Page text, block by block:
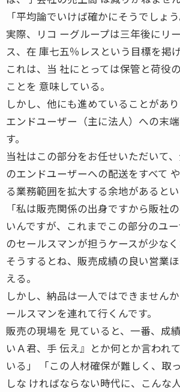
「平均論でいけば確かにそうでしょう
実際、リコ ーグループは三年後にリ
ス、在 庫七五％レスという目標を掲げ
これは、当 社にとっては保管と荷役
ことを 意味している。
しかし、他にも進めていることがあり
エンドユーザー（主に法人）への末
す。
当社はこの部分をお任せいただいて
のエンドユーザーへの配送をすべて や
る業務範囲を拡大する余地があるとい
「私は販売関係の出身ですから販社
いんですが、これまでこの部分のユ
のセールスマンが担うケースが少なく
そうするとね、販売成績の良い営業
える。
しかし、納品は一人ではできません
ールスマンを連れて行くんです。
販売の現場を 見ていると、一番、成
いＡ君、手 伝え』とか何とか言われ
いる」 「この人材確保が難しく、取
しな ければならない時代に、こんな